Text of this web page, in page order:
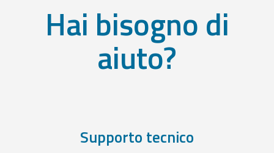
Hai bisogno di
aiuto?
Supporto tecnico